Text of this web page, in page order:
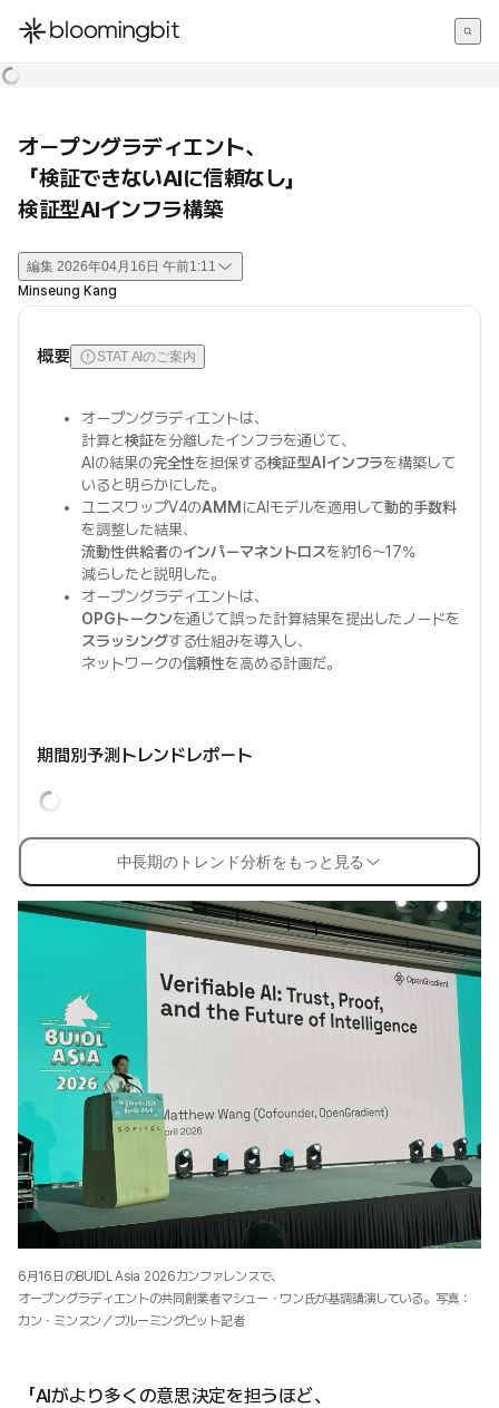
한국어
オープングラディエント、
「検証できないAIに信頼なし」
検証型AIインフラ構築
編集 2026年04月16日 午前1:11
Minseung Kang
概要 STAT AIのご案内
オープングラディエントは、
計算と検証を分離したインフラを通じて、
AIの結果の完全性を担保する検証型AIインフラを構築して
いると明らかにした。
ユニスワップV4のAMM にAIモデルを適用して動的手数料
を調整した結果、
流動性供給者のインパーマネントロスを約16〜17%
減らしたと説明した。
オープングラディエントは、
OPGトークンを通じて誤った計算結果を提出したノードを
スラッシングする仕組みを導入し、
ネットワークの信頼性を高める計画だ。
期間別予測トレンドレポート
中長期のトレンド分析をもっと見る
6月16日のBUIDL Asia 2026カンファレンスで、
オープングラディエントの共同創業者マシュー・ワン氏が基調講演している。写真：
カン・ミンスン／ブルーミングビット記者
「AIがより多くの意思決定を担うほど、